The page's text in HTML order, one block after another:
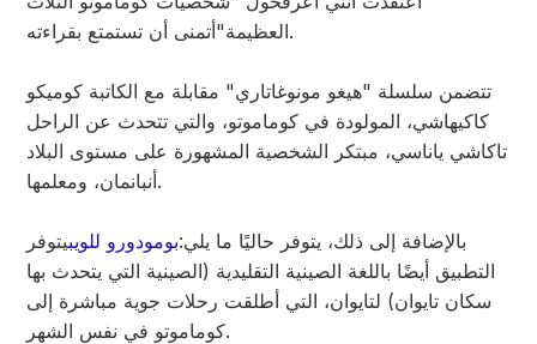
العظيمة"أتمنى أن تستمتع بقراءته.
تتضمن سلسلة "هيغو مونوغاتاري" مقابلة مع الكاتبة كوميكو
كاكيهاشي، المولودة في كوماموتو، والتي تتحدث عن الراحل
تاكاشي ياناسي، مبتكر الشخصية المشهورة على مستوى البلاد
أنبانمان، ومعلمها.
بالإضافة إلى ذلك، يتوفر حاليًا ما يلي:بومودورو للويبيتوفر
التطبيق أيضًا باللغة الصينية التقليدية (الصينية التي يتحدث بها
سكان تايوان) لتايوان، التي أطلقت رحلات جوية مباشرة إلى
كوماموتو في نفس الشهر.